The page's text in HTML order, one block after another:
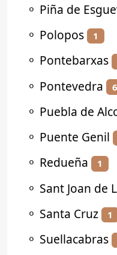
⚬ Piña de
⚬ Polopos 1
⚬ Pontebarxas
⚬ Pontevedra 6
⚬ Puebla de
⚬ Puente Genil
⚬ Redueña 1
⚬ Sant Joan de
⚬ Santa Cruz 1
⚬ Suellacabras